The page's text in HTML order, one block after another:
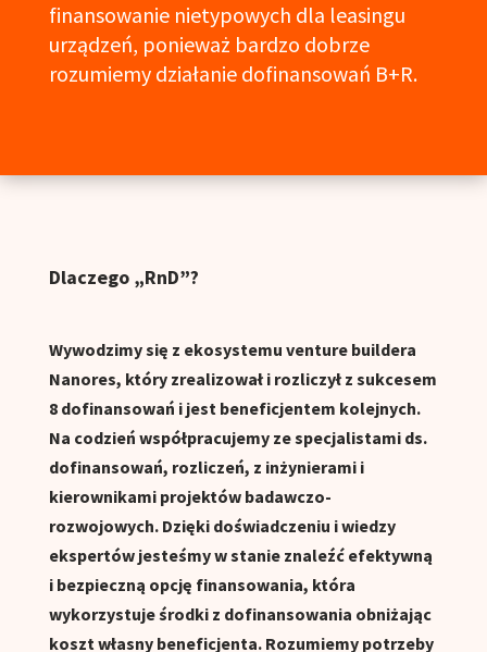
finansowanie nietypowych dla leasingu
urządzeń, ponieważ bardzo dobrze
rozumiemy działanie dofinansowań B+R.
Dlaczego „RnD”?
Wywodzimy się z ekosystemu venture buildera
Nanores, który zrealizował i rozliczył z sukcesem
8 dofinansowań i jest beneficjentem kolejnych.
Na codzień współpracujemy ze specjalistami ds.
dofinansowań, rozliczeń, z inżynierami i
kierownikami projektów badawczo-
rozwojowych. Dzięki doświadczeniu i wiedzy
ekspertów jesteśmy w stanie znaleźć efektywną
i bezpieczną opcję finansowania, która
wykorzystuje środki z dofinansowania obniżając
koszt własny beneficjenta. Rozumiemy potrzeby